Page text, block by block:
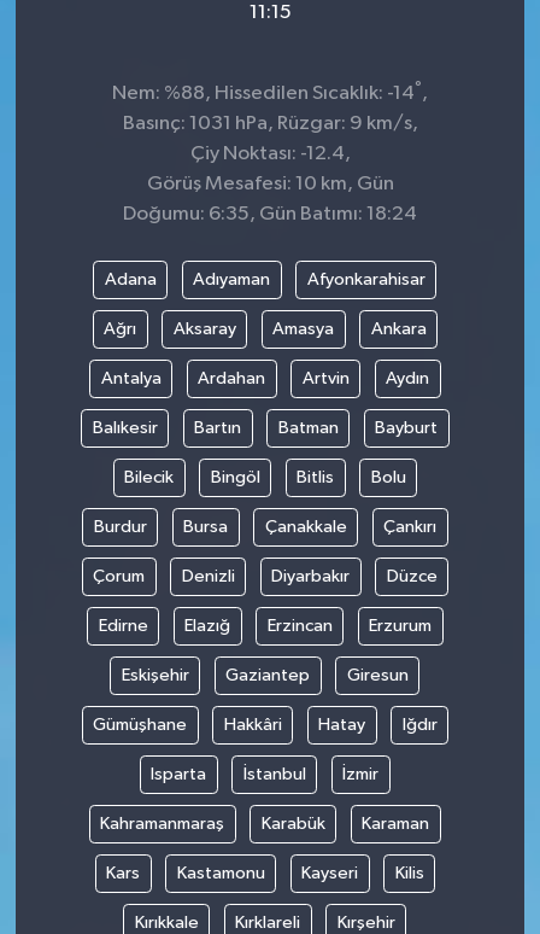
11:15
Nem: %88, Hissedilen Sıcaklık: -14° ,
Basınç: 1031 hPa, Rüzgar: 9 km/s,
Çiy Noktası: -12.4,
Görüş Mesafesi: 10 km, Gün
Doğumu: 6:35, Gün Batımı: 18:24
Adana Adıyaman Afyonkarahisar
Ağrı Aksaray Amasya Ankara
Antalya Ardahan Artvin Aydın
Balıkesir Bartın Batman Bayburt
Bilecik Bingöl Bitlis Bolu
Burdur Bursa Çanakkale Çankırı
Çorum Denizli Diyarbakır Düzce
Edirne Elazığ Erzincan Erzurum
Eskişehir Gaziantep Giresun
Gümüşhane Hakkâri Hatay Iğdır
Isparta İstanbul İzmir
Kahramanmaraş Karabük Karaman
Kars Kastamonu Kayseri Kilis
Kırıkkale Kırklareli Kırşehir